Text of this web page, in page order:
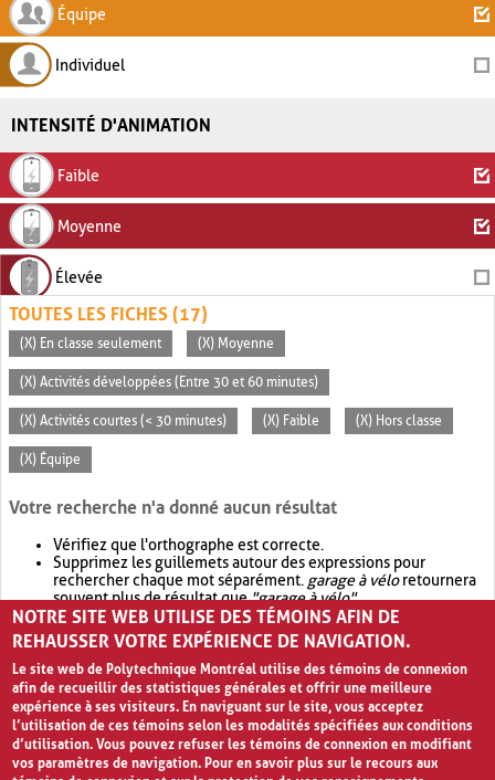
Équipe
Individuel
INTENSITÉ D'ANIMATION
Faible
Moyenne
Élevée
TOUTES LES FICHES (17)
(X) En classe seulement (X) Moyenne
(X) Activités développées (Entre 30 et 60 minutes)
(X) Activités courtes (< 30 minutes) (X) Faible (X) Hors classe
(X) Équipe
Votre recherche n'a donné aucun résultat
Vérifiez que l'orthographe est correcte.
Supprimez les guillemets autour des expressions pour
rechercher chaque mot séparément. garage à véloretournera
souvent plus de résultat que"garage à vélo".
Envisagez d'élargir votre recherche avec OR.garage OR vélo
retournera souvent plus de résultat quegarage à vélo
NOTRE SITE WEB UTILISE DES TÉMOINS AFIN DE
REHAUSSER VOTRE EXPÉRIENCE DE NAVIGATION.
Le site web de Polytechnique Montréal utilise des témoins de connexion
afin de recueillir des statistiques générales et offrir une meilleure
expérience à ses visiteurs. En naviguant sur le site, vous acceptez
l’utilisation de ces témoins selon les modalités spécifiées aux conditions
d’utilisation. Vous pouvez refuser les témoins de connexion en modifiant
vos paramètres de navigation. Pour en savoir plus sur le recours aux